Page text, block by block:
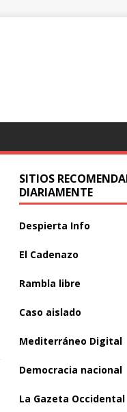
SITIOS
DIARIAMENTE
Despierta Info
El Cadenazo
Rambla libre
Caso aislado
Mediterráneo Digital
Democracia nacional
La Gazeta Occidental